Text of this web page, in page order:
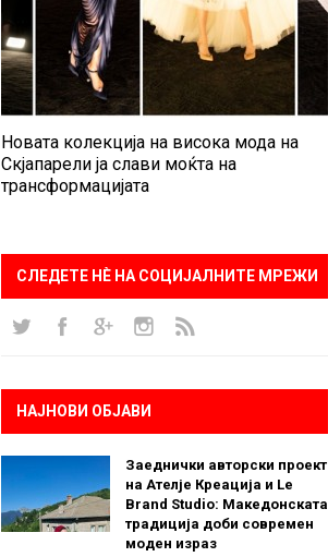
Новата колекција на висока мода на
Скјапарели ја слави моќта на
трансформацијата
СЛЕДЕТЕ НÈ НА СОЦИЈАЛНИТЕ МРЕЖИ
НАЈНОВИ ОБЈАВИ
Заеднички авторски проект
на Ателје Креација и Le
Brand Studio: Македонската
традиција доби современ
моден израз